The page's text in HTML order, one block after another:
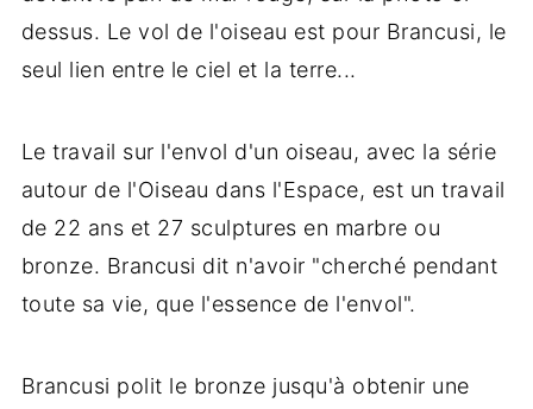
dessus. Le vol de l'oiseau est pour Brancusi, le
seul lien entre le ciel et la terre...
Le travail sur l'envol d'un oiseau, avec la série
autour de l'Oiseau dans l'Espace, est un travail
de 22 ans et 27 sculptures en marbre ou
bronze. Brancusi dit n'avoir "cherché pendant
toute sa vie, que l'essence de l'envol".
Brancusi polit le bronze jusqu'à obtenir une